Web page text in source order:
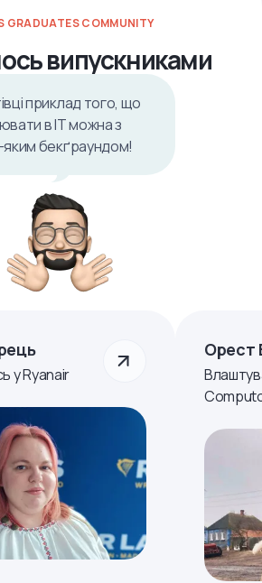
GRADUATES COMMUNITY
випускниками
приклад того, що
в ІТ можна з
бекґраундом!
у Ryanair
Орест